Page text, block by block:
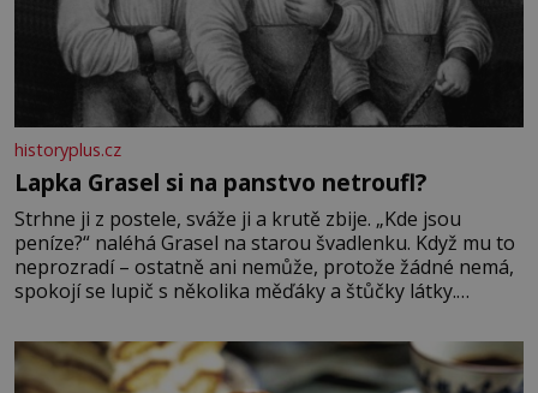
historyplus.cz
Lapka Grasel si na panstvo netroufl?
Strhne ji z postele, sváže ji a krutě zbije. „Kde jsou
peníze?“ naléhá Grasel na starou švadlenku. Když mu to
neprozradí – ostatně ani nemůže, protože žádné nemá,
spokojí se lupič s několika měďáky a štůčky látky.
krutý. Jeho činy budí hrůzu ještě dlouho po jeho smrti